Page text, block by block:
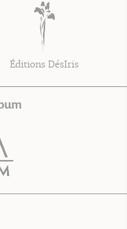
Éditions DésIris